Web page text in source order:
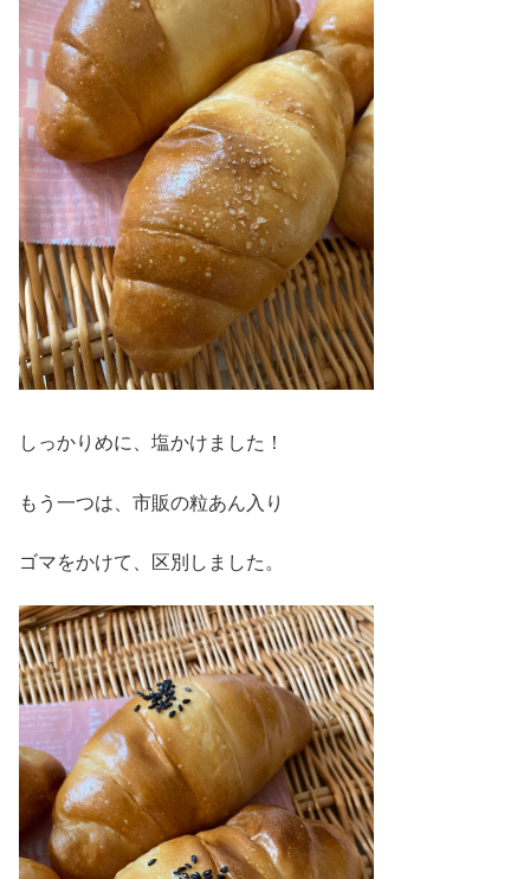
しっかりめに、塩かけました！
もう一つは、市販の粒あん入り
ゴマをかけて、区別しました。